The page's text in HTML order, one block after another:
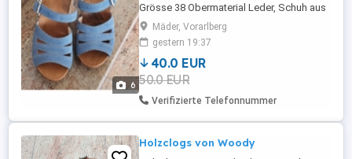
6
Grösse 38 Obermaterial Leder, Schuh aus
Holz, Sohle aus Gummi. Plateauhöhe
1,5cm Absatzhöhe 7cm Neu ungetragen
Mäder, Vorarlberg
gestern 19:37
40.0 EUR
50.0 EUR
Verifizierte Telefonnummer
Holzclogs von Woody